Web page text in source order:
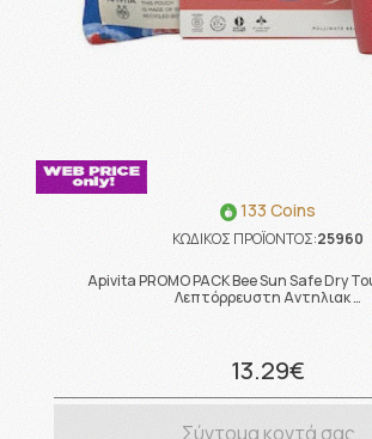
133 Coins
ΚΩΔΙΚΟΣ ΠΡΟΪΟΝΤΟΣ:25960
Apivita PROMO PACK Bee Sun Safe Dry
Λεπτόρρευστη Αντηλιακ …
13.29€
Σύντομα κοντά σας